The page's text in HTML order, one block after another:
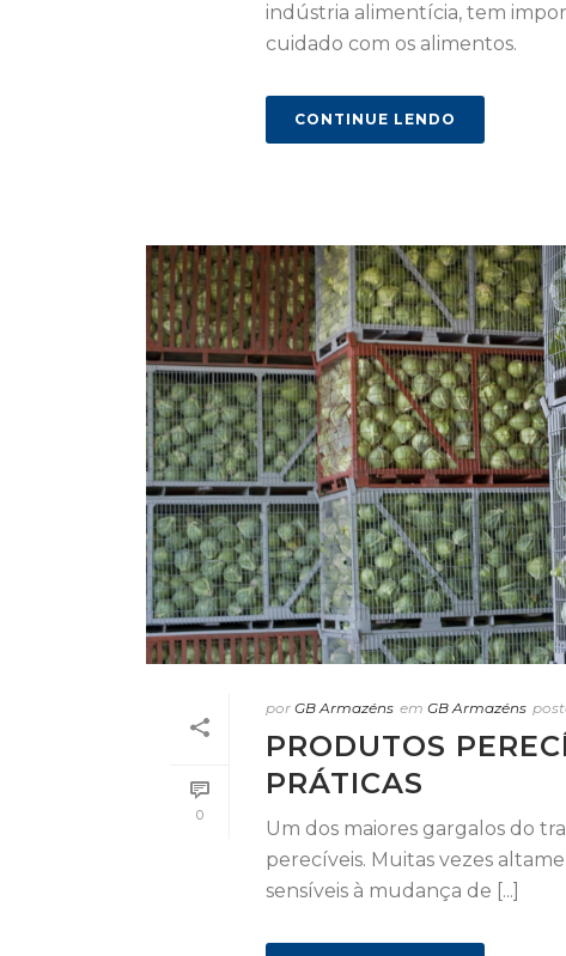
indústria alimentícia, tem
cuidado com os alimentos.
CONTINUE LENDO
0
por GB Armazéns em GB Armazéns
PRODUTOS
PRÁTICAS
Um dos maiores gargalos do
perecíveis. Muitas vezes
sensíveis à mudança de [...]